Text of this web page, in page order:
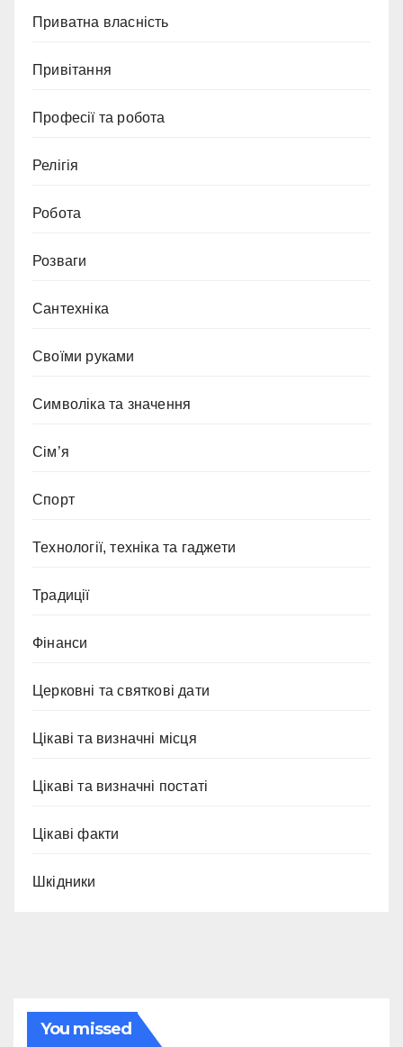
Приватна власність
Привітання
Професії та робота
Релігія
Робота
Розваги
Сантехніка
Своїми руками
Символіка та значення
Сім’я
Спорт
Технології, техніка та гаджети
Традиції
Фінанси
Церковні та святкові дати
Цікаві та визначні місця
Цікаві та визначні постаті
Цікаві факти
Шкідники
You missed